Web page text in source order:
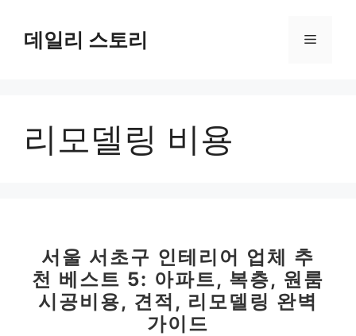
데일리 스토리 메
리모델링 비용
서울 서초구 인테리어 업체 추
천 베스트 5: 아파트, 복층, 원룸
시공비용, 견적, 리모델링 완벽
가이드